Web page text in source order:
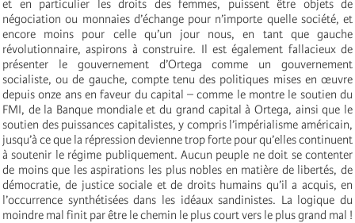
et en particulier les droits des femmes, puissent être objets de
négociation ou monnaies d’échange pour n’importe quelle société, et
encore moins pour celle qu’un jour nous, en tant que gauche
révolutionnaire, aspirons à construire. Il est également fallacieux de
présenter le gouvernement d’Ortega comme un gouvernement
socialiste, ou de gauche, compte tenu des politiques mises en œuvre
depuis onze ans en faveur du capital – comme le montre le soutien du
FMI, de la Banque mondiale et du grand capital à Ortega, ainsi que le
soutien des puissances capitalistes, y compris l’impérialisme américain,
jusqu’à ce que la répression devienne trop forte pour qu’elles continuent
à soutenir le régime publiquement. Aucun peuple ne doit se contenter
de moins que les aspirations les plus nobles en matière de libertés, de
démocratie, de justice sociale et de droits humains qu’il a acquis, en
l’occurrence synthétisées dans les idéaux sandinistes. La logique du
moindre mal finit par être le chemin le plus court vers le plus grand mal !